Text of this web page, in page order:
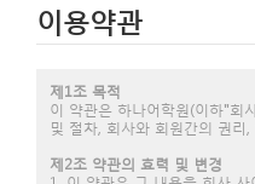
이용약관
제1조 목적
이 약관은 하나어학원(이하"회
및 절차, 회사와 회원간의 권
제2조 약관의 효력 및 변경